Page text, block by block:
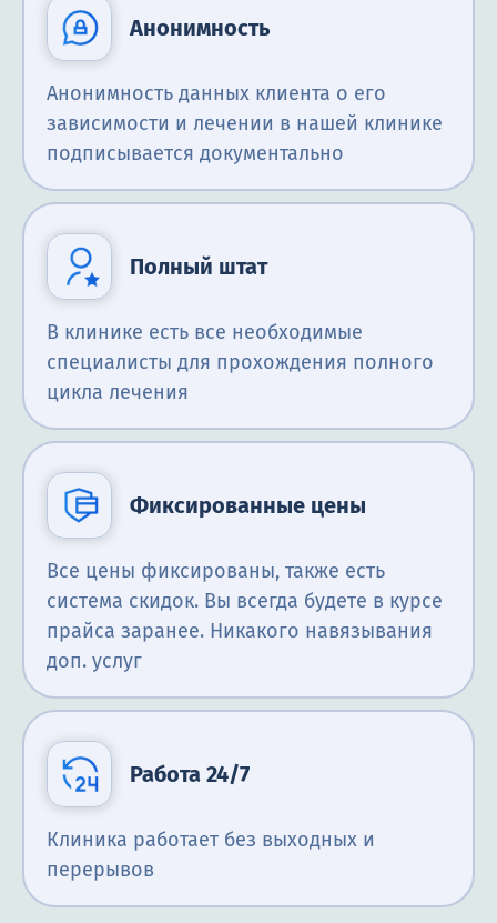
Анонимность
Анонимность данных клиента о его
зависимости и лечении в нашей клинике
подписывается документально
Полный штат
В клинике есть все необходимые
специалисты для прохождения полного
цикла лечения
Фиксированные цены
Все цены фиксированы, также есть
система скидок. Вы всегда будете в курсе
прайса заранее. Никакого навязывания
доп. услуг
Работа 24/7
Клиника работает без выходных и
перерывов